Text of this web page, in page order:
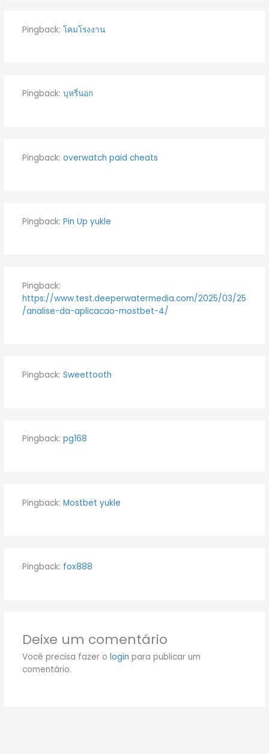
Pingback: โคมโรงงาน
Pingback: บุหรี่นอก
Pingback: overwatch paid cheats
Pingback: Pin Up yukle
Pingback:
https://www.test.deeperwatermedia.com/2025/03/25
/analise-da-aplicacao-mostbet-4/
Pingback: Sweettooth
Pingback: pg168
Pingback: Mostbet yukle
Pingback: fox888
Deixe um comentário
Você precisa fazer o login para publicar um
comentário.